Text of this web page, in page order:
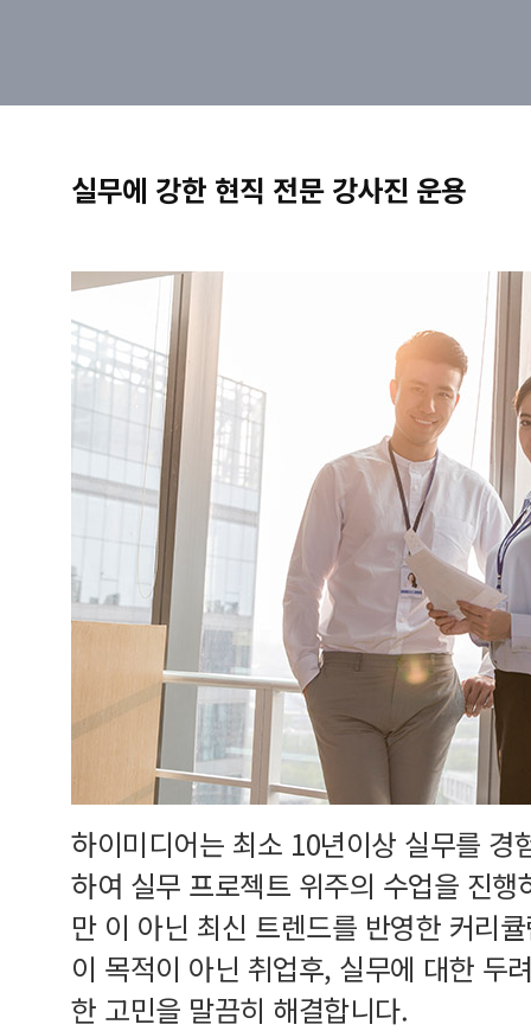
실무에 강한 현직 전문 강사진 운용
하이미디어는 최소 10년이상 실무를 경
하여 실무 프로젝트 위주의 수업을 진
만 이 아닌 최신 트렌드를 반영한 커리
이 목적이 아닌 취업후, 실무에 대한 두
한 고민을 말끔히 해결합니다.